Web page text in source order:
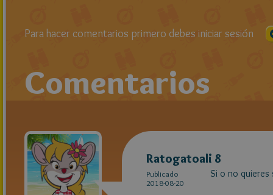
Para hacer comentarios primero debes iniciar sesión
Comentarios
Ratogatoali 8
Publicado
2018-08-20
Si o no